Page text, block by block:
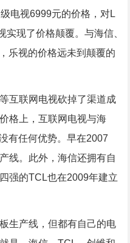
电视6999元的价格，对L
现了价格颠覆。与海信、
乐视的价格远未到颠覆的
互联网电视砍掉了渠道成
格上，互联网电视与海
有任何优势。早在2007
线。此外，海信还拥有自
强的TCL也在2009年建立
生产线，但都有自己的电